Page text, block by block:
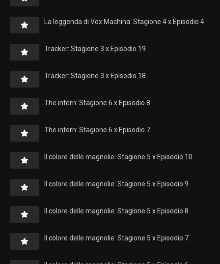
La leggenda di Vox Machina: Stagione 4 x Episodio 4
Tracker: Stagione 3 x Episodio 19
Tracker: Stagione 3 x Episodio 18
The intern: Stagione 6 x Episodio 8
The intern: Stagione 6 x Episodio 7
Il colore delle magnolie: Stagione 5 x Episodio 10
Il colore delle magnolie: Stagione 5 x Episodio 9
Il colore delle magnolie: Stagione 5 x Episodio 8
Il colore delle magnolie: Stagione 5 x Episodio 7